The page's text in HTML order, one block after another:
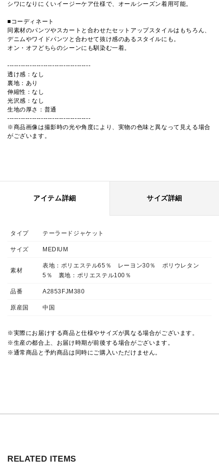
シワになりにくいイージーケア仕様で、オールシーズン着用可能。
■コーディネート
同素材のパンツやスカートと合わせたセットアップスタイルはもちろん、
デニムやワイドパンツと合わせて抜け感のあるスタイルにも。
オン・オフどちらのシーンにも馴染む一着。
-------------------------------------
透け感：なし
裏地：あり
伸縮性：なし
光沢感：なし
生地の厚さ：普通
-------------------------------------
※商品画像は撮影時の光や角度により、実物の色味と異なって見える場合
がございます。
アイテム詳細 サイズ詳細
タイプ テーラードジャケット
サイズ MEDIUM
素材
表地：ポリエステル65％ レーヨン30％ ポリウレタン
5％ 裏地：ポリエステル100％
品番 A2853FJM380
原産国 中国
※実際にお届けする商品と仕様やサイズが異なる場合がございます。
※生産の都合上、お届け時期が前後する場合がございます。
※通常商品と予約商品は同時にご購入いただけません。
RELATED ITEMS